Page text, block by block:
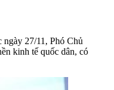
ngày 27/11, Phó Chủ
kinh tế quốc dân, có